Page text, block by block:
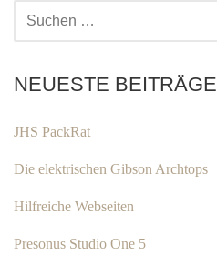
NEUESTE BEITRÄGE
JHS PackRat
Die elektrischen Gibson Archtops
Hilfreiche Webseiten
Presonus Studio One 5